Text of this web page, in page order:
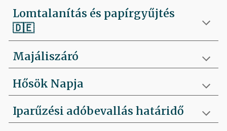
Lomtalanítás és papírgyűjtés
🇩🇪
Majáliszáró
Hősök Napja
Iparűzési adóbevallás határidő